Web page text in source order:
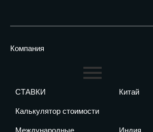
Компания
СТАВКИ
Калькулятор стоимости
Китай